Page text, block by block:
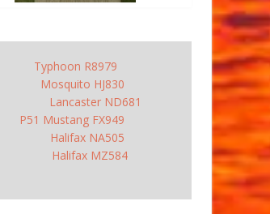
Typhoon R8979
Mosquito HJ830
Lancaster ND681
P51 Mustang FX949
Halifax NA505
Halifax MZ584